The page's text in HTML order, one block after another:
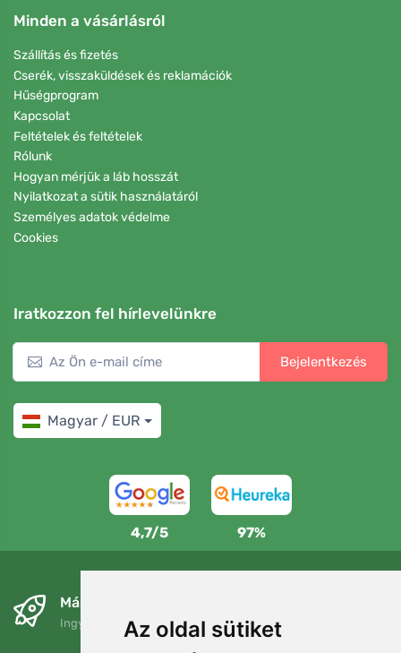
Az oldal sütiket
Minden a vásárlásról
Szállítás és fizetés
Cserék, visszaküldések és reklamációk
Hűségprogram
Kapcsolat
Feltételek és feltételek
Rólunk
Hogyan mérjük a láb hosszát
Nyilatkozat a sütik használatáról
Személyes adatok védelme
Cookies
Iratkozzon fel hírlevelünkre
Bejelentkezés
Magyar / EUR
4,7/5 97%
Másnapra és ingyenesen
Ingyenes szállítás a következő összeg felett: 80 EUR